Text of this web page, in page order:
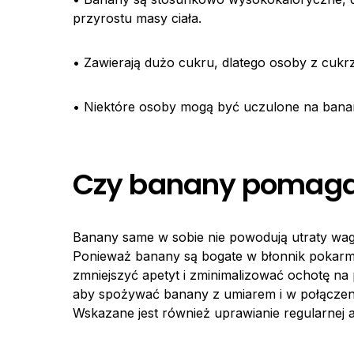
przyrostu masy ciała.
• Zawierają dużo cukru, dlatego osoby z
• Niektóre osoby mogą być uczulone na
Czy banany
Banany same w sobie nie powodują utraty
Ponieważ banany są bogate w błonnik
zmniejszyć apetyt i zminimalizować ochotę
aby spożywać banany z umiarem i w
Wskazane jest również uprawianie regularnej